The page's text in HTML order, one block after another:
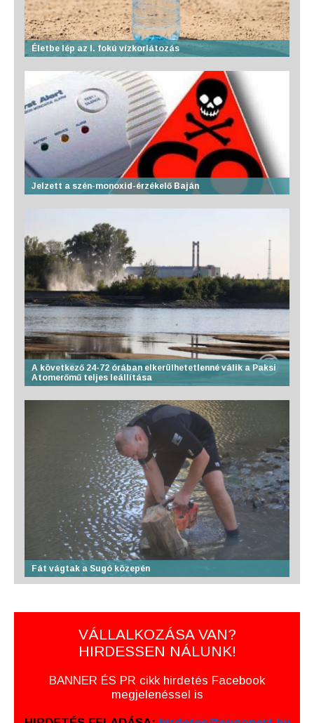
Életbe lép az I. fokú vízkorlátozás
Jelzett a szén-monoxid-érzékelő Baján
A következő 24-72 órában elkerülhetetlenné válik a Paksi
Atomerőmű teljes leállítása
Fát vágtak a Sugó közepén
VÁLLALKOZÁSA VAN?
HIRDESSEN NÁLUNK!
BANNER ÉS PR cikk hirdetés Facebook
megjelenéssel is